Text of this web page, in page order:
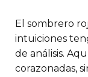
El sombrero
intuiciones
de análisis.
corazonadas,